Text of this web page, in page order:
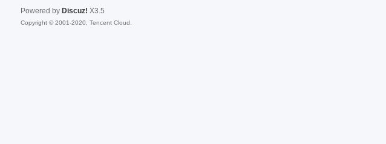
Powered by Discuz! X3.5
Copyright © 2001-2020, Tencent Cloud.